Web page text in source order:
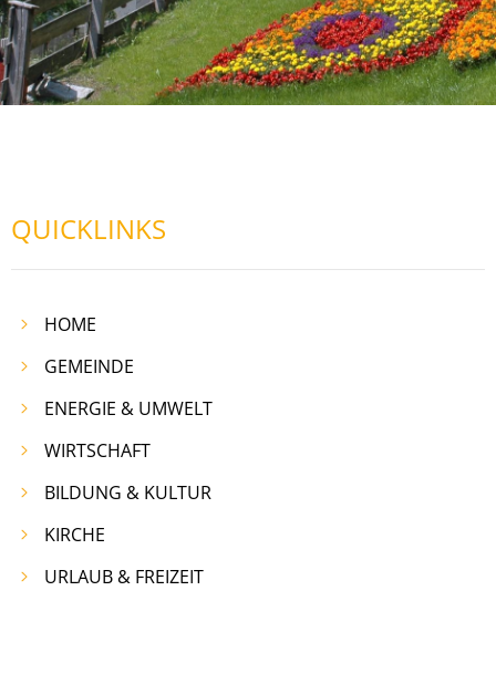
QUICKLINKS
HOME
GEMEINDE
ENERGIE & UMWELT
WIRTSCHAFT
BILDUNG & KULTUR
KIRCHE
URLAUB & FREIZEIT